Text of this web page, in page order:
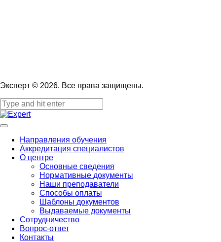
Эксперт © 2026. Все права защищены.
Направления обучения
Аккредитация специалистов
О центре
Основные сведения
Нормативные документы
Наши преподаватели
Способы оплаты
Шаблоны документов
Выдаваемые документы
Сотрудничество
Вопрос-ответ
Контакты